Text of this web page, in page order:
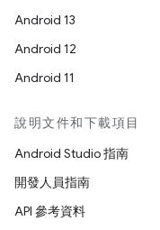
Android 13
Android 12
Android 11
說明文件和下載項目
Android Studio 指南
開發人員指南
API 參考資料